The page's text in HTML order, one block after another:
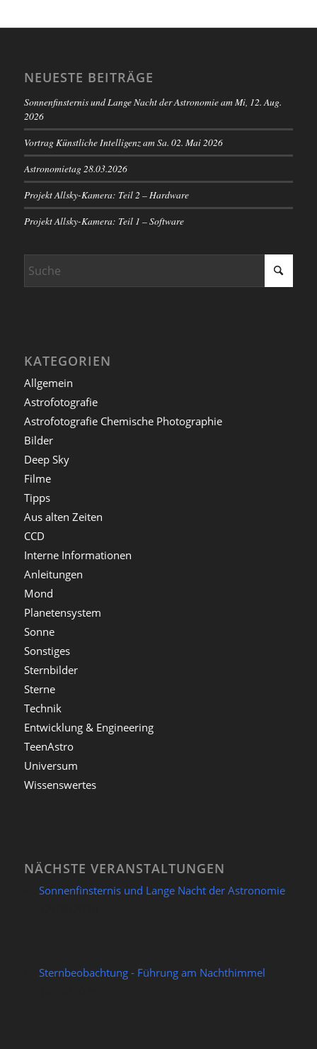
NEUESTE BEITRÄGE
Sonnenfinsternis und Lange Nacht der Astronomie am Mi, 12. Aug.
2026
Vortrag Künstliche Intelligenz am Sa. 02. Mai 2026
Astronomietag 28.03.2026
Projekt Allsky-Kamera: Teil 2 – Hardware
Projekt Allsky-Kamera: Teil 1 – Software
KATEGORIEN
Allgemein
Astrofotografie
Astrofotografie Chemische Photographie
Bilder
Deep Sky
Filme
Tipps
Aus alten Zeiten
CCD
Interne Informationen
Anleitungen
Mond
Planetensystem
Sonne
Sonstiges
Sternbilder
Sterne
Technik
Entwicklung & Engineering
TeenAstro
Universum
Wissenswertes
NÄCHSTE VERANSTALTUNGEN
Sonnenfinsternis und Lange Nacht der Astronomie
Sternbeobachtung - Führung am Nachthimmel